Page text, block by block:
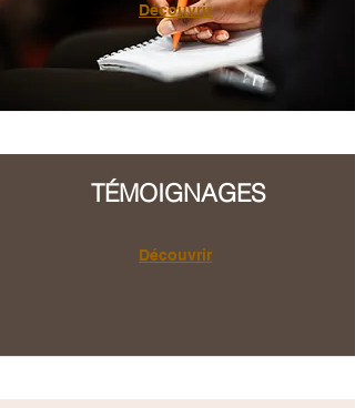
Découvrir
TÉMOIGNAGES
Découvrir